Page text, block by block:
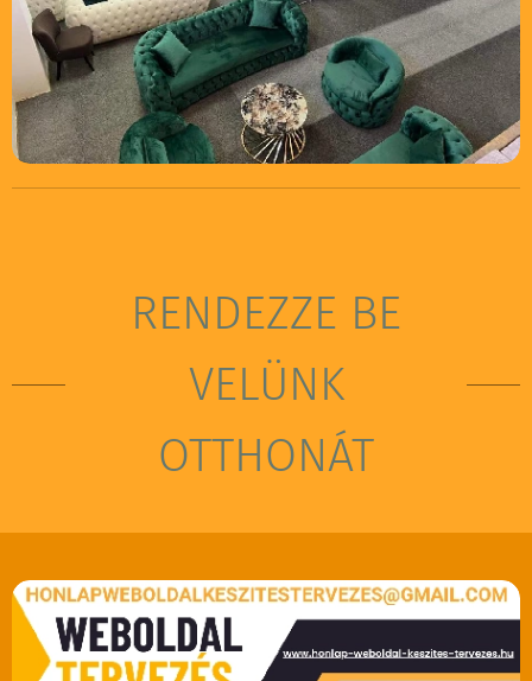
RENDEZZE BE
VELÜNK
OTTHONÁT